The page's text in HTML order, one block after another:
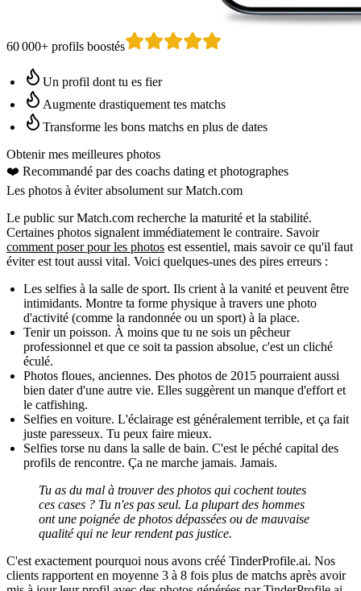
60 000+ profils boostés
Un profil dont tu es fier
Augmente drastiquement tes matchs
Transforme les bons matchs en plus de dates
Obtenir mes meilleures photos
❤️ Recommandé par des coachs dating et photographes
Les photos à éviter absolument sur Match.com
Le public sur Match.com recherche la maturité et la stabilité.
Certaines photos signalent immédiatement le contraire. Savoir
comment poser pour les photos est essentiel, mais savoir ce qu'il faut
éviter est tout aussi vital. Voici quelques-unes des pires erreurs :
Les selfies à la salle de sport. Ils crient à la vanité et peuvent être
intimidants. Montre ta forme physique à travers une photo
d'activité (comme la randonnée ou un sport) à la place.
Tenir un poisson. À moins que tu ne sois un pêcheur
professionnel et que ce soit ta passion absolue, c'est un cliché
éculé.
Photos floues, anciennes. Des photos de 2015 pourraient aussi
bien dater d'une autre vie. Elles suggèrent un manque d'effort et
le catfishing.
Selfies en voiture. L'éclairage est généralement terrible, et ça fait
juste paresseux. Tu peux faire mieux.
Selfies torse nu dans la salle de bain. C'est le péché capital des
profils de rencontre. Ça ne marche jamais. Jamais.
Tu as du mal à trouver des photos qui cochent toutes
ces cases ? Tu n'es pas seul. La plupart des hommes
ont une poignée de photos dépassées ou de mauvaise
qualité qui ne leur rendent pas justice.
C'est exactement pourquoi nous avons créé TinderProfile.ai. Nos
clients rapportent en moyenne 3 à 8 fois plus de matchs après avoir